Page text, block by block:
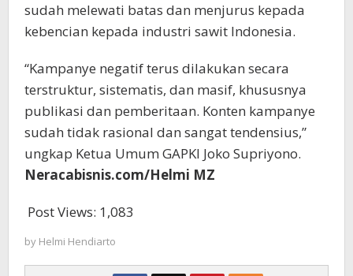
sudah melewati batas dan menjurus kepada
kebencian kepada industri sawit Indonesia.
“Kampanye negatif terus dilakukan secara
terstruktur, sistematis, dan masif, khususnya
publikasi dan pemberitaan. Konten kampanye
sudah tidak rasional dan sangat tendensius,”
ungkap Ketua Umum GAPKI Joko Supriyono.
Neracabisnis.com/Helmi MZ
Post Views: 1,083
by Helmi Hendiarto